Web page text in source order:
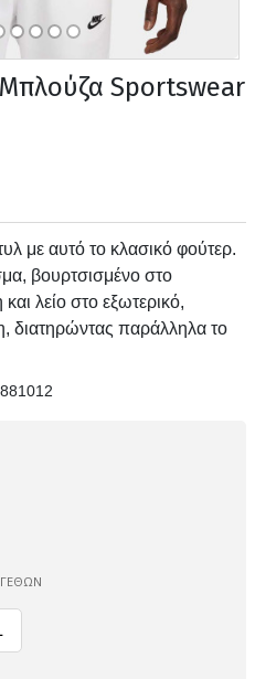
Sportswear
με αυτό το κλασικό φούτερ.
βουρτσισμένο στο
λείο στο εξωτερικό,
διατηρώντας παράλληλα το